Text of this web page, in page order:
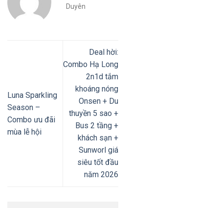
Duyên
Luna Sparkling
Season –
Combo ưu đãi
mùa lễ hội
Deal hời:
Combo Hạ Long
2n1d tắm
khoáng nóng
Onsen + Du
thuyền 5 sao +
Bus 2 tầng +
khách sạn +
Sunworl giá
siêu tốt đầu
năm 2026